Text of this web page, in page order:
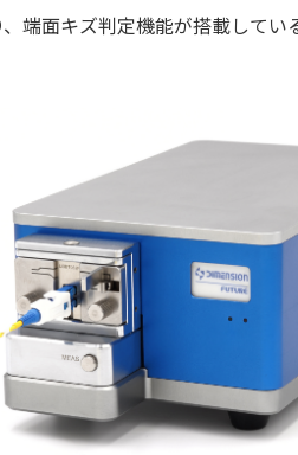
端面キズ判定機能が搭載して